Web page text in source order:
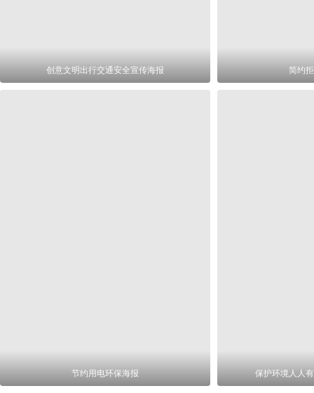
创意文明出行交通安全宣传海报 简约
节约用电环保海报 保护环境人人